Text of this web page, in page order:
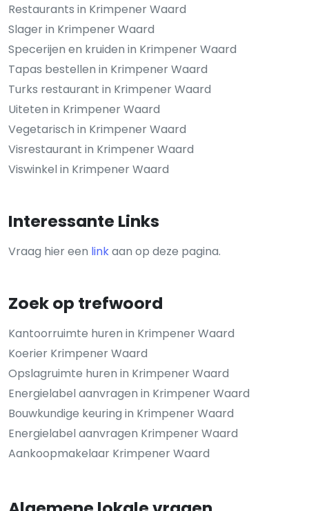
Restaurants in Krimpener Waard
Slager in Krimpener Waard
Specerijen en kruiden in Krimpener Waard
Tapas bestellen in Krimpener Waard
Turks restaurant in Krimpener Waard
Uiteten in Krimpener Waard
Vegetarisch in Krimpener Waard
Visrestaurant in Krimpener Waard
Viswinkel in Krimpener Waard
Interessante Links
Vraag hier een linkaan op deze pagina.
Zoek op trefwoord
Kantoorruimte huren in Krimpener Waard
Koerier Krimpener Waard
Opslagruimte huren in Krimpener Waard
Energielabel aanvragen in Krimpener Waard
Bouwkundige keuring in Krimpener Waard
Energielabel aanvragen Krimpener Waard
Aankoopmakelaar Krimpener Waard